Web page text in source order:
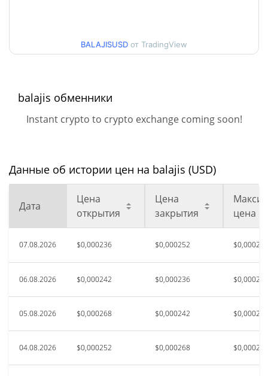
Мин. / макс цена за 90
$0,00023021738 /
Мин. / макс цена за 52
Исторический мин.
авг. 7, 2026 (1 дней назад)
$0,0002295
BALAJISUSD от TradingView
balajis обменники
Instant crypto to crypto exchange coming soon!
Данные об истории цен на balajis (USD)
Дата
Цена
открытия
Цена
закрытия
цена
07.08.2026 $0,000236 $0,000252 $0,000253
06.08.2026 $0,000242 $0,000236 $0,000242
05.08.2026 $0,000268 $0,000242 $0,000268
04.08.2026 $0,000252 $0,000268 $0,000268